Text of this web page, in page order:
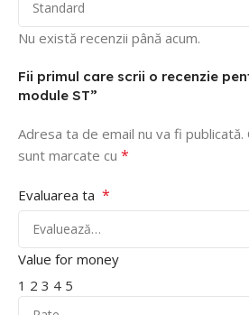
Nu există recenzii până acum.
Fii primul care scrii o recenzie
module ST”
Adresa ta de email nu va fi publicată.
sunt marcate cu *
Evaluarea ta *
Value for money
1 2 3 4 5